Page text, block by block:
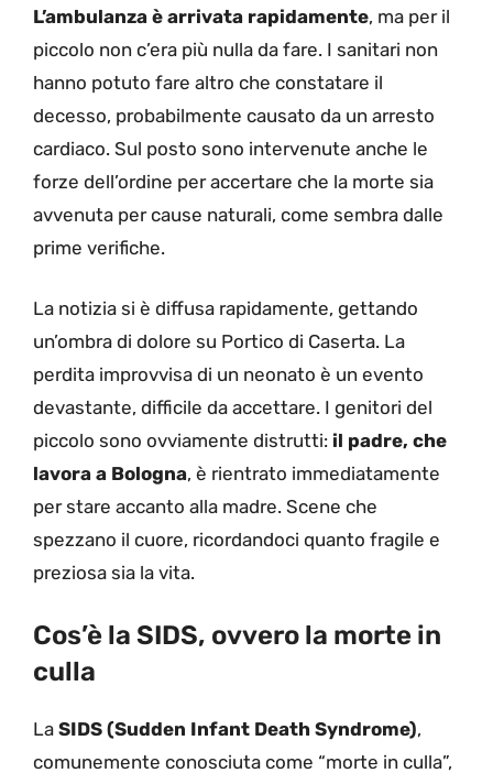
L’ambulanza è arrivata rapidamente, ma per il
piccolo non c’era più nulla da fare. I sanitari non
hanno potuto fare altro che constatare il
decesso, probabilmente causato da un arresto
cardiaco. Sul posto sono intervenute anche le
forze dell’ordine per accertare che la morte sia
avvenuta per cause naturali, come sembra dalle
prime verifiche.
La notizia si è diffusa rapidamente, gettando
un’ombra di dolore su Portico di Caserta. La
perdita improvvisa di un neonato è un evento
devastante, difficile da accettare. I genitori del
piccolo sono ovviamente distrutti: il padre, che
lavora a Bologna, è rientrato immediatamente
per stare accanto alla madre. Scene che
spezzano il cuore, ricordandoci quanto fragile e
preziosa sia la vita.
Cos’è la SIDS, ovvero la morte in
culla
La SIDS (Sudden Infant Death Syndrome),
comunemente conosciuta come “morte in culla”,